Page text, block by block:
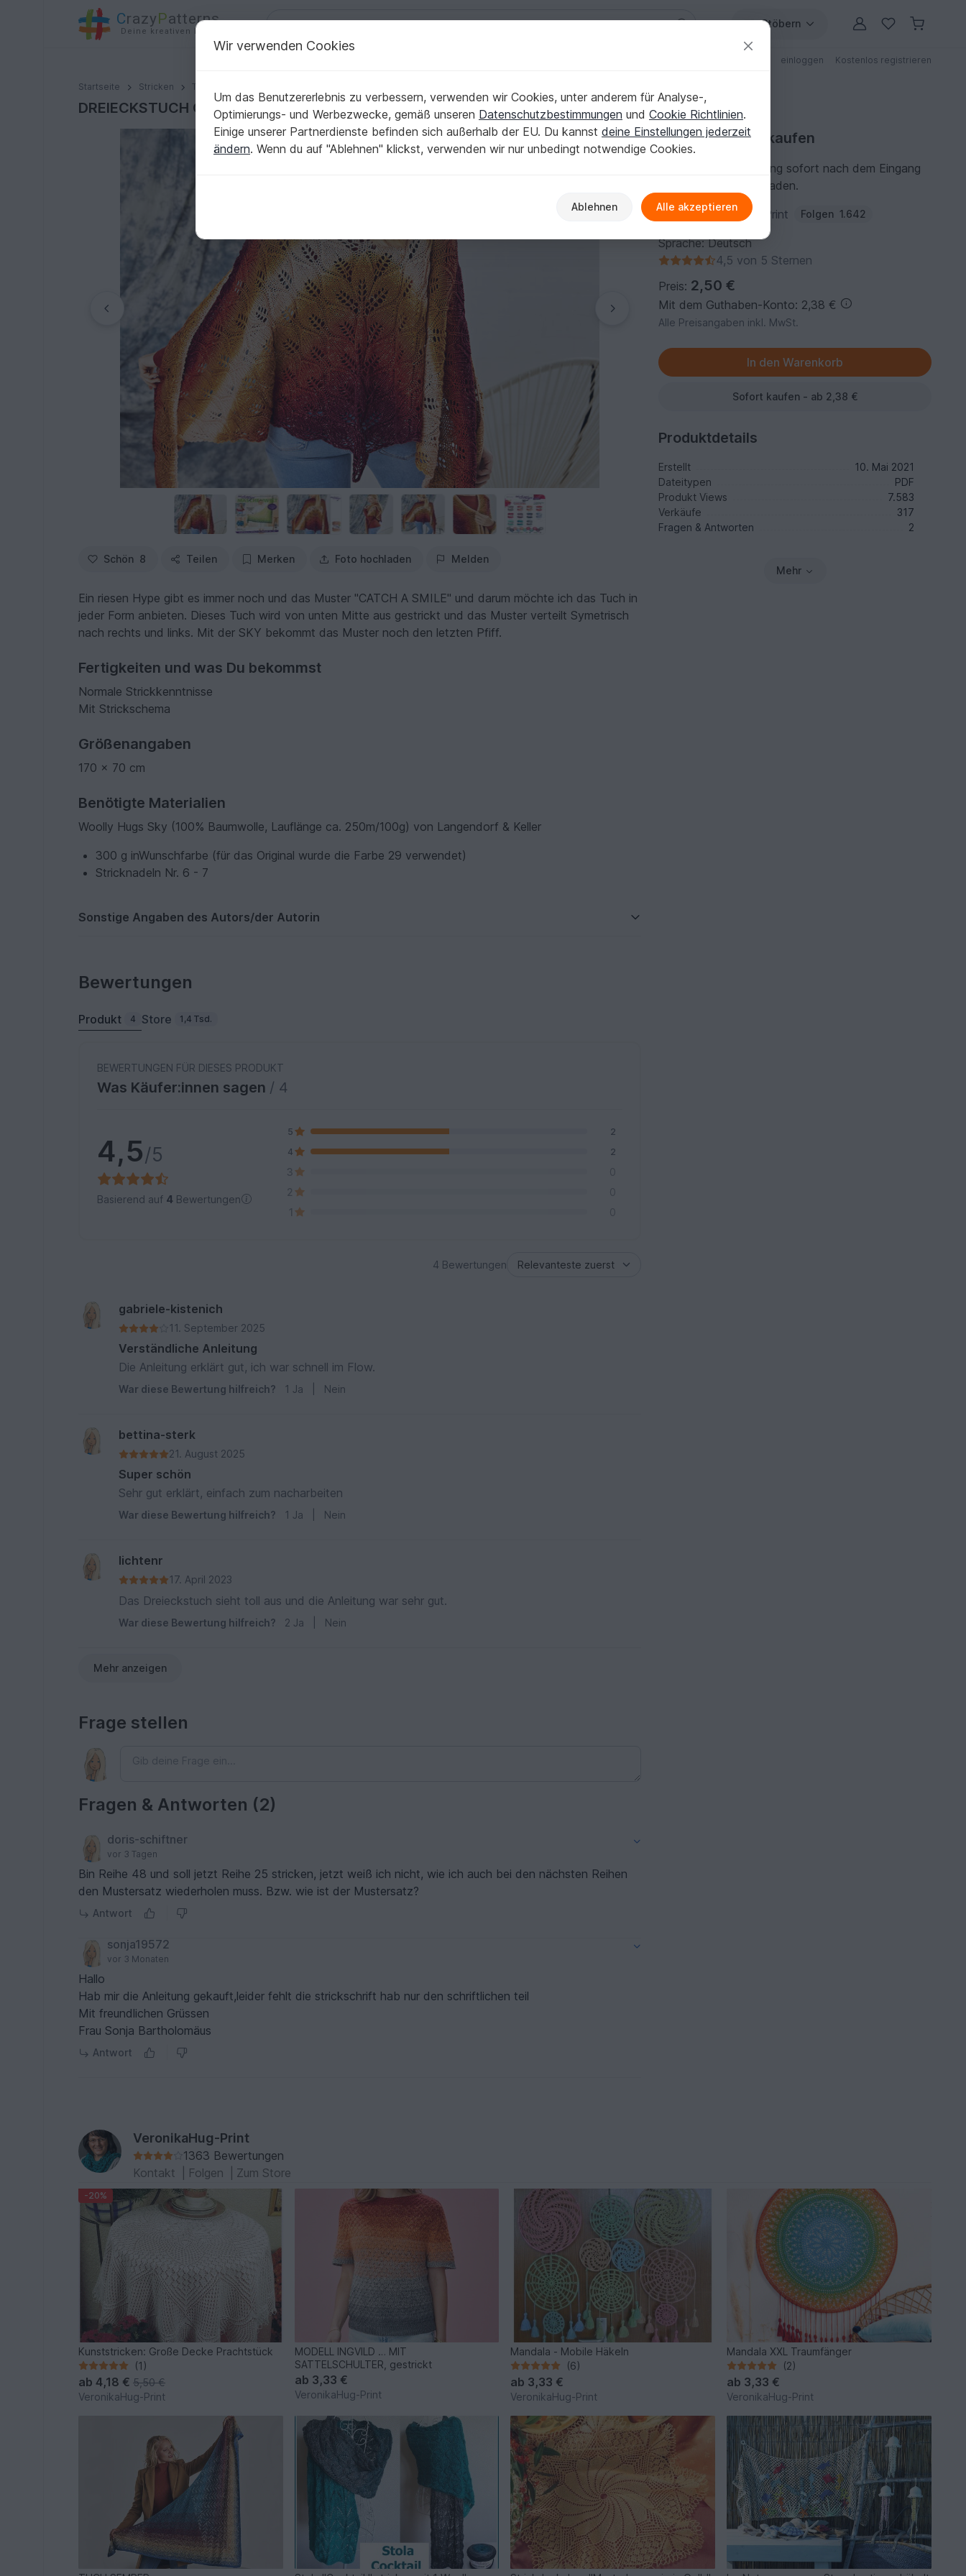
CrazyPatterns
Deine kreativen Ideen
Stöbern
einloggen Kostenlos registrieren
Startseite Stricken Tücher
DREIECKSTUCH CATCH A SMILE
DREIECKSTUCH CATCH A SMILE
Schön 8 Teilen Merken Foto hochladen Melden
Ein riesen Hype gibt es immer noch und das Muster "CATCH A SMILE" und darum möchte ich das Tuch in
jeder Form anbieten. Dieses Tuch wird von unten Mitte aus gestrickt und das Muster verteilt Symetrisch
nach rechts und links. Mit der SKY bekommt das Muster noch den letzten Pfiff.
Fertigkeiten und was Du bekommst
Normale Strickkenntnisse
Mit Strickschema
Größenangaben
170 x 70 cm
Benötigte Materialien
Woolly Hugs Sky (100% Baumwolle, Lauflänge ca. 250m/100g) von Langendorf & Keller
300 g inWunschfarbe (für das Original wurde die Farbe 29 verwendet)
Stricknadeln Nr. 6 - 7
Sonstige Angaben des Autors/der Autorin
Strickanleitung kaufen
Du kannst die Anleitung sofort nach dem Eingang
der Zahlung herunterladen.
Autor: VeronikaHug-Print Folgen 1.642
Sprache: Deutsch
4,5 von 5 Sternen
Preis: 2,50 €
Mit dem Guthaben-Konto: 2,38 €
Alle Preisangaben inkl. MwSt.
Sofort kaufen - ab 2,38 €
Produktdetails
Erstellt
10. Mai 2021
Dateitypen
PDF
Produkt Views
7.583
Verkäufe
317
Fragen & Antworten
2
Mehr
Bewertungen
Produkt 4 Store 1,4 Tsd.
BEWERTUNGEN FÜR DIESES PRODUKT
Was Käufer:innen sagen / 4
4,5/5
Basierend auf 4 Bewertungen
5
2
4
2
3
0
2
0
1
0
4 Bewertungen
gabriele-kistenich
11. September 2025
Verständliche Anleitung
Die Anleitung erklärt gut, ich war schnell im Flow.
War diese Bewertung hilfreich? 1 Ja Nein
bettina-sterk
21. August 2025
Super schön
Sehr gut erklärt, einfach zum nacharbeiten
War diese Bewertung hilfreich? 1 Ja Nein
lichtenr
17. April 2023
Das Dreieckstuch sieht toll aus und die Anleitung war sehr gut.
War diese Bewertung hilfreich? 2 Ja Nein
Mehr anzeigen
Frage stellen
Fragen & Antworten (2)
doris-schiftner
vor 3 Tagen
Bin Reihe 48 und soll jetzt Reihe 25 stricken, jetzt weiß ich nicht, wie ich auch bei den nächsten Reihen
den Mustersatz wiederholen muss. Bzw. wie ist der Mustersatz?
Antwort
sonja19572
vor 3 Monaten
Hallo
Hab mir die Anleitung gekauft,leider fehlt die strickschrift hab nur den schriftlichen teil
Mit freundlichen Grüssen
Frau Sonja Bartholomäus
Antwort
VeronikaHug-Print
1363 Bewertungen
Kontakt
Folgen Zum Store
-20%
Kunststricken: Große Decke Prachtstück
(1)
ab4,18 €5,50 €
VeronikaHug-Print
MODELL INGVILD … MIT
SATTELSCHULTER, gestrickt
ab 3,33 €
VeronikaHug-Print
Mandala - Mobile Häkeln
(6)
ab 3,33 €
VeronikaHug-Print
Mandala XXL Traumfänger
(2)
ab 3,33 €
VeronikaHug-Print
Wir verwenden Cookies
Um das Benutzererlebnis zu verbessern, verwenden wir Cookies, unter anderem für Analyse-,
Optimierungs- und Werbezwecke, gemäß unseren Datenschutzbestimmungen und Cookie Richtlinien.
Einige unserer Partnerdienste befinden sich außerhalb der EU. Du kannst deine Einstellungen jederzeit
ändern. Wenn du auf "Ablehnen" klickst, verwenden wir nur unbedingt notwendige Cookies.
Ablehnen Alle akzeptieren